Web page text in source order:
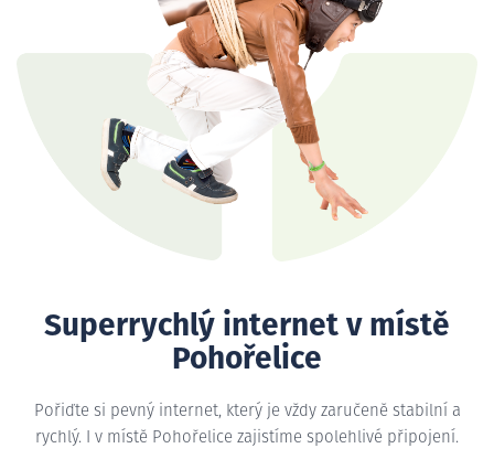
Superrychlý internet v místě
Pohořelice
Pořiďte si pevný internet, který je vždy zaručeně stabilní a
rychlý. I v místě Pohořelice zajistíme spolehlivé připojení.